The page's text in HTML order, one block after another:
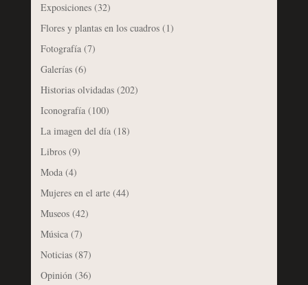
Exposiciones(32)
Flores y plantas en los cuadros(1)
Fotografía(7)
Galerías(6)
Historias olvidadas(202)
Iconografía(100)
La imagen del día(18)
Libros(9)
Moda(4)
Mujeres en el arte(44)
Museos(42)
Música(7)
Noticias(87)
Opinión(36)